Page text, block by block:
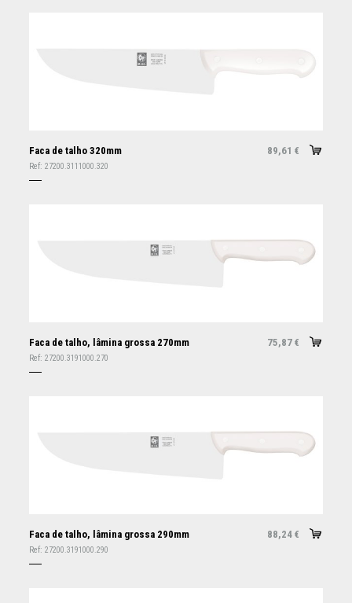
Faca de talho 320mm 89,61 €
Ref: 27200.3111000.320
Faca de talho, lâmina grossa 270mm 75,87 €
Ref: 27200.3191000.270
Faca de talho, lâmina grossa 290mm 88,24 €
Ref: 27200.3191000.290